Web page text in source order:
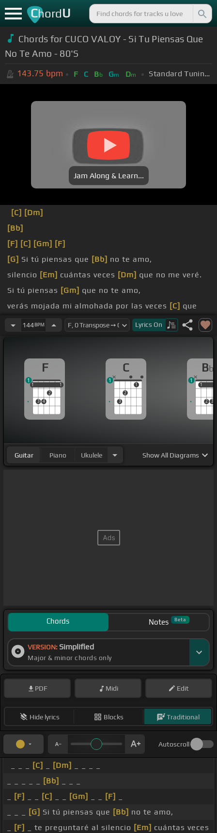
ChordU
Chords for CUCO VALOY - Si Tu Piensas Que
No Te Amo - 80'S
143.75 bpm F C Bb Gm Dm Standard Tuning (EADGBE)
Jam Along & Learn...
[C] [Dm]
[Bb]
[F] [C] [Gm] [F]
[G] Si tú piensas que [Bb] no te amo,
silencio [Em] cuántas veces [Dm] que no me veré.
Si tú piensas [Gm] que no te amo,
verás mojada mi almohada por las veces [C] que
lloré,144BPM Lyrics On
F
1
3 4
2
1
1 1
1
C
3
2
1
1
Bb
1
2 3
1
1
Guitar Piano Ukulele ShowAll Diagrams
Chords Notes Beta
VERSION: Simplified
Major & minor chords only
PDF Midi Edit
Hide lyrics Blocks Traditional
Autoscroll
[C] [Dm]
[Bb]
[F] [C] [Gm] [F]
[G] Si tú piensas que [Bb] no te amo,
[F] _ te preguntaré al silencio [Em] cuántas veces